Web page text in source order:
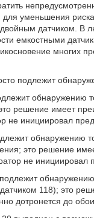
для уменьшения
датчиком. В
емкостными
многих
подлежит
обнаружению
решение имеет
не инициировал
обнаружению
это решение
не
118); это
дотронется до